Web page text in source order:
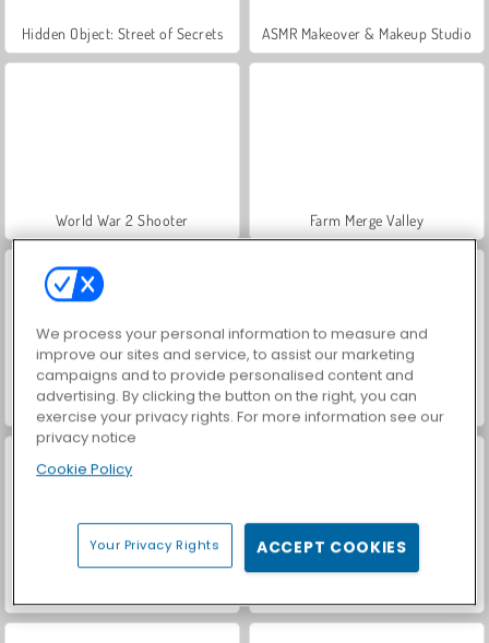
Hidden Object: Street of Secrets ASMR Makeover & Makeup Studio
World War 2 Shooter Farm Merge Valley
Car Parking City Duel
We process your personal information to measure and
improve our sites and service, to assist our marketing
campaigns and to provide personalised content and
advertising. By clicking the button on the right, you can
exercise your privacy rights. For more information see our
privacy notice
Cookie Policy
Your Privacy Rights ACCEPT COOKIES